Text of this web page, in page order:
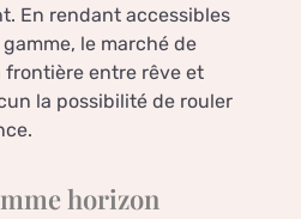
En rendant accessibles
le marché de
frontière entre rêve et
la possibilité de rouler
horizon